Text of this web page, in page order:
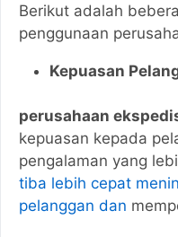
Berikut adalah
penggunaan
Kepuasan
perusahaan
kepuasan kepada
pengalaman yang
tiba lebih cepat
pelanggan dan